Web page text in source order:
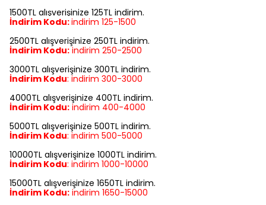
1500TL alışverişinize 125TL indirim.
İndirim Kodu:indirim 125-1500
2500TL alışverişinize 250TL indirim.
İndirim Kodu: indirim 250-2500
3000TL alışverişinize 300TL indirim.
İndirim Kodu: indirim 300-3000
4000TL alışverişinize 400TL indirim.
İndirim Kodu: indirim 400-4000
5000TL alışverişinize 500TL indirim.
İndirim Kodu: indirim 500-5000
10000TL alışverişinize 1000TL indirim.
İndirim Kodu: indirim 1000-10000
15000TL alışverişinize 1650TL indirim.
İndirim Kodu: indirim 1650-15000